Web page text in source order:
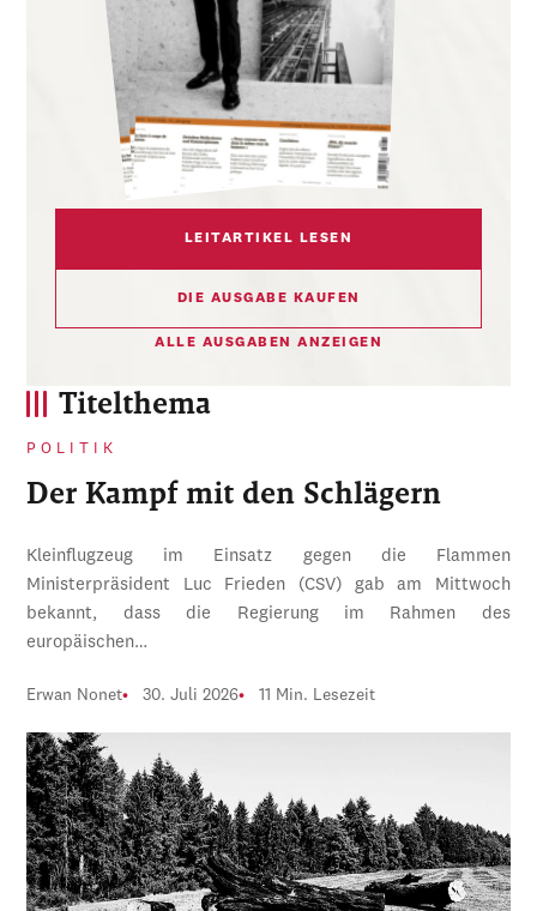
Titelthema
POLITIK
Der Kampf mit den Schlägern
Kleinflugzeug im Einsatz gegen die Flammen
Ministerpräsident Luc Frieden (CSV) gab am Mittwoch
bekannt, dass die Regierung im Rahmen des
europäischen…
Erwan Nonet 30. Juli 2026 11 Min. Lesezeit
LEITARTIKEL LESEN
DIE AUSGABE KAUFEN
ALLE AUSGABEN ANZEIGEN